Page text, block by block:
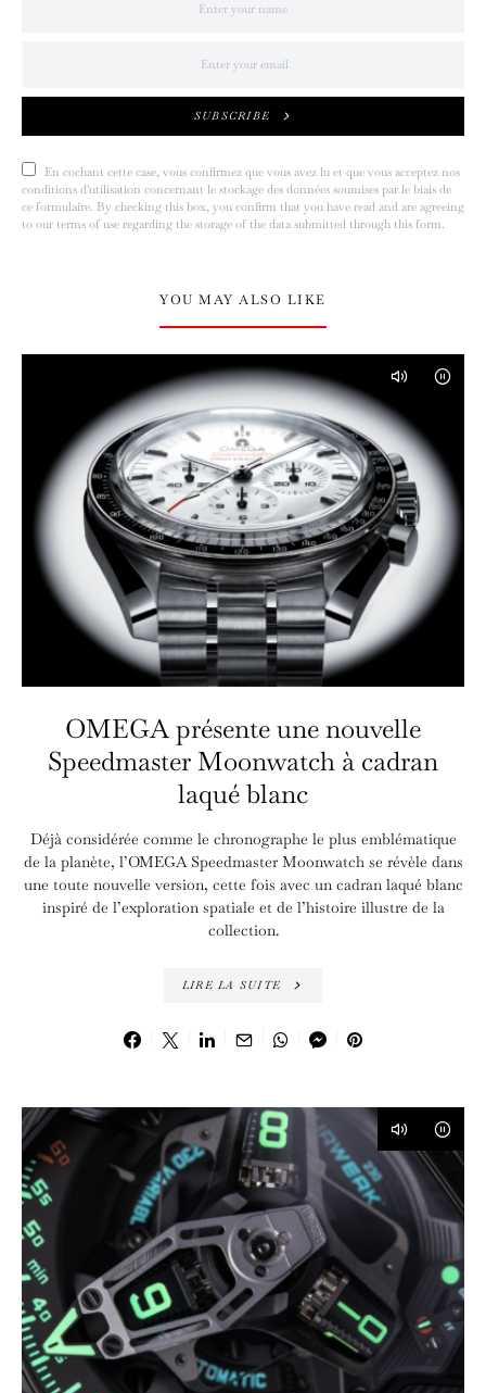
SUBSCRIBE
En cochant cette case, vous confirmez que vous avez lu et que vous acceptez nos
conditions d'utilisation concernant le stockage des données soumises par le biais de
ce formulaire. By checking this box, you confirm that you have read and are agreeing
to our terms of use regarding the storage of the data submitted through this form.
YOU MAY ALSO LIKE
OMEGA présente une nouvelle
Speedmaster Moonwatch à cadran
laqué blanc
Déjà considérée comme le chronographe le plus emblématique
de la planète, l’OMEGA Speedmaster Moonwatch se révèle dans
une toute nouvelle version, cette fois avec un cadran laqué blanc
inspiré de l’exploration spatiale et de l’histoire illustre de la
collection.
LIRE LA SUITE